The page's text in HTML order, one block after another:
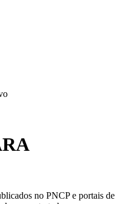
no PNCP e portais de